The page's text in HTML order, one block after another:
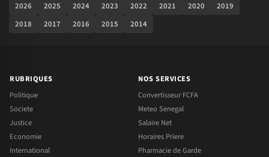
2026 2025 2024 2023 2022 2021 2020
2019
2018
2017 2016 2015 2014
RUBRIQUES
Politique
Societe
Justice
Economie
International
NOS SERVICES
Convertisseur FCFA
Meteo Senegal
Salaire Net
Horaires Priere
Pharmacie de Garde